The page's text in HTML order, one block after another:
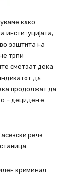
како
институцијата,
заштита на
трпи
сметаат дека
да
продолжат да
– дециден е
рече
криминал